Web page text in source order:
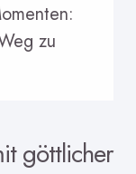
zu
göttlicher